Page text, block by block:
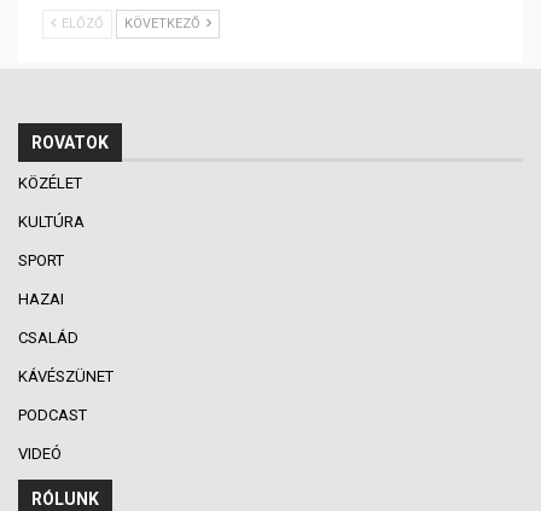
ELŐZŐ KÖVETKEZŐ
ROVATOK
KÖZÉLET
KULTÚRA
SPORT
HAZAI
CSALÁD
KÁVÉSZÜNET
PODCAST
VIDEÓ
RÓLUNK